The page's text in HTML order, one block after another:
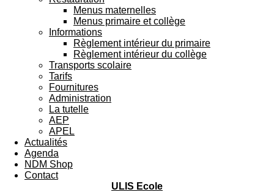
Menus maternelles
Menus primaire et collège
Informations
Règlement intérieur du primaire
Règlement intérieur du collège
Transports scolaire
Tarifs
Fournitures
Administration
La tutelle
AEP
APEL
Actualités
Agenda
NDM Shop
Contact
ULIS Ecole